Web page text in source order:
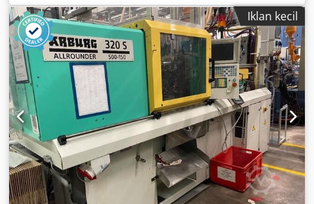
Iklan kecil